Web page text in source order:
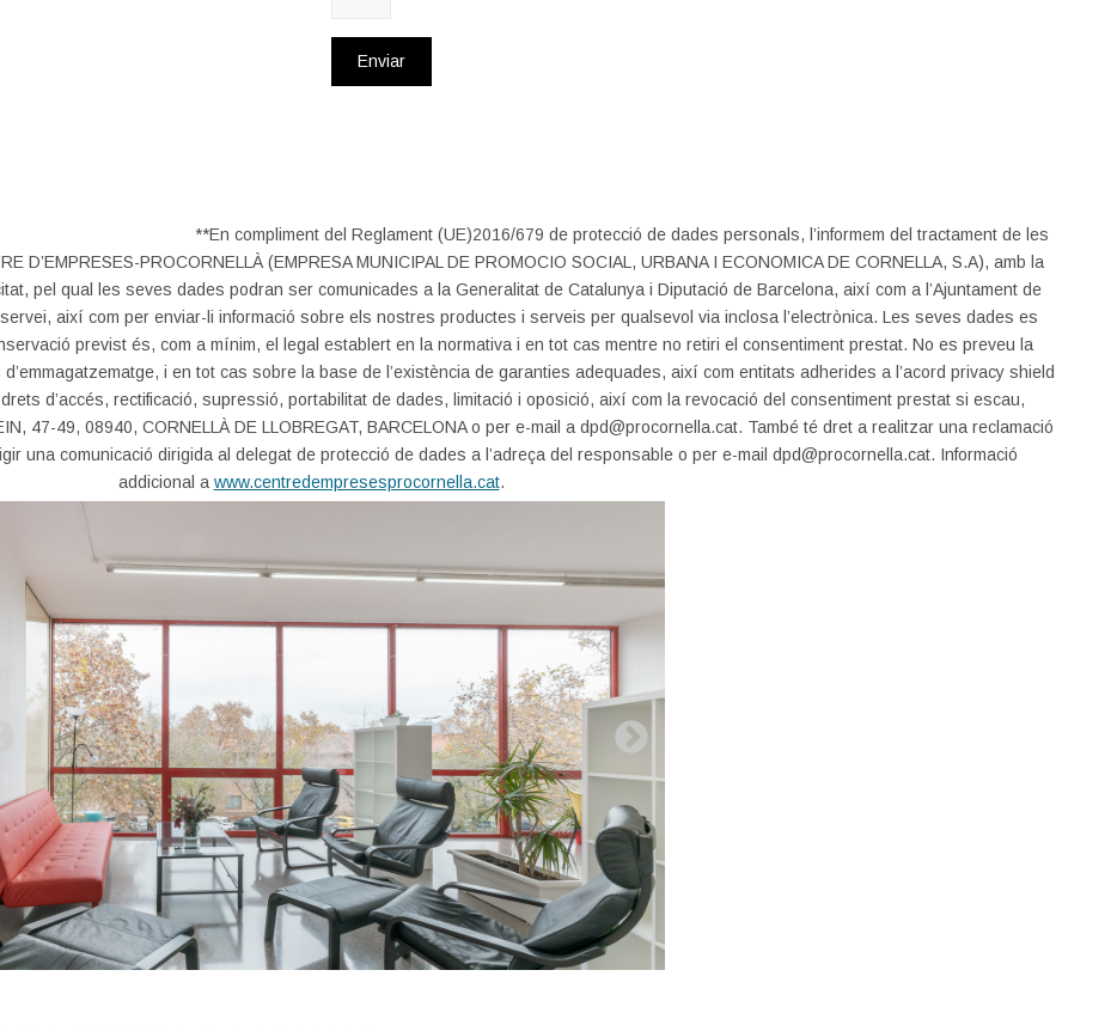
**En compliment del Reglament (UE)2016/679 de protecció de dades personals, l’informem del tractament de les
PROCORNELLÀ (EMPRESA MUNICIPAL DE PROMOCIO SOCIAL, URBANA I ECONOMICA DE CORNELLA, S.A), amb la
pel qual les seves dades podran ser comunicades a la Generalitat de Catalunya i Diputació de Barcelona, així com a l’Ajuntament de
així com per enviar-li informació sobre els nostres productes i serveis per qualsevol via inclosa l’electrònica. Les seves dades es
previst és, com a mínim, el legal establert en la normativa i en tot cas mentre no retiri el consentiment prestat. No es preveu la
i en tot cas sobre la base de l’existència de garanties adequades, així com entitats adherides a l’acord privacy shield
d’accés, rectificació, supressió, portabilitat de dades, limitació i oposició, així com la revocació del consentiment prestat si escau,
47-49, 08940, CORNELLÀ DE LLOBREGAT, BARCELONA o per e-mail a dpd@procornella.cat. També té dret a realitzar una reclamació
una comunicació dirigida al delegat de protecció de dades a l’adreça del responsable o per e-mail dpd@procornella.cat. Informació
addicional a www.centredempresesprocornella.cat.